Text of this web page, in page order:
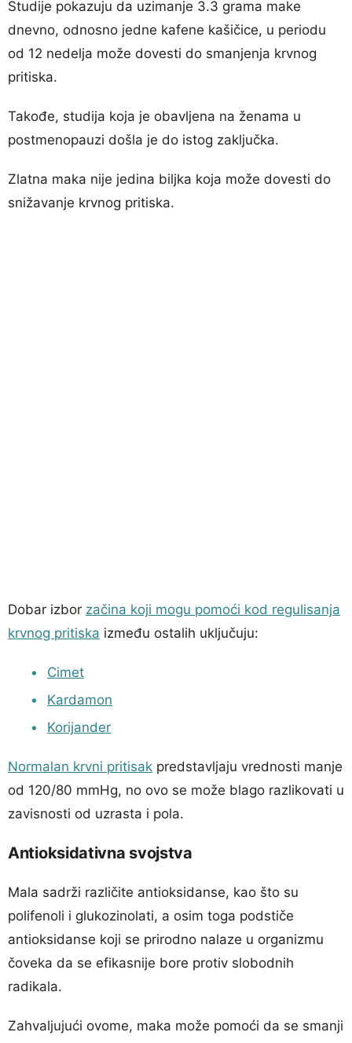
Studije pokazuju da uzimanje 3.3 grama make
dnevno, odnosno jedne kafene kašičice, u periodu
od 12 nedelja može dovesti do smanjenja krvnog
pritiska.
Takođe, studija koja je obavljena na ženama u
postmenopauzi došla je do istog zaključka.
Zlatna maka nije jedina biljka koja može dovesti do
snižavanje krvnog pritiska.
Dobar izbor začina koji mogu pomoći kod regulisanja
krvnog pritiska između ostalih uključuju:
Cimet
Kardamon
Korijander
Normalan krvni pritisak predstavljaju vrednosti manje
od 120/80 mmHg, no ovo se može blago razlikovati u
zavisnosti od uzrasta i pola.
Antioksidativna svojstva
Mala sadrži različite antioksidanse, kao što su
polifenoli i glukozinolati, a osim toga podstiče
antioksidanse koji se prirodno nalaze u organizmu
čoveka da se efikasnije bore protiv slobodnih
radikala.
Zahvaljujući ovome, maka može pomoći da se smanji